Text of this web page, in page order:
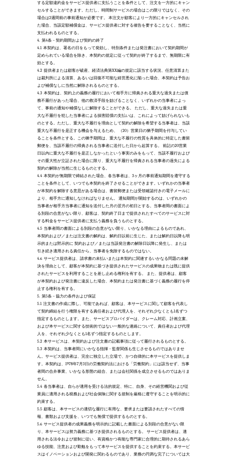
する定額違約金をサービス提供者に支払うことを条件として、注文を一方的にキャン
セルすることができます。ただし、時間制サービスの場合はこの限りではなく、その
場合は2週間前の事前通知が必要です。 本注文が顧客により一方的にキャンセルされ
た場合、当該定額補償金は、サービス提供者に対する催告を要することなく、当然に
支払われるものとする。
4. 第4条 – 契約期間および契約の終了
4.1 本契約は、署名の日をもって発効し、特別条件または発注書において契約期間が
定められている場合を除き、本契約の規定に従って契約が終了するまで、無期限に有
効とする。
4.2 提供者または顧客が破産、経済法典第XX編の規定に該当する状況、任意清算また
は裁判所による清算、あるいは回復不可能な経営悪化に陥った場合、本契約は予告お
よび補償なしに当然に解除されるものとする。
4.3 本契約は、契約上の義務の履行において相手方に帰責される重大な過失または債
務不履行があった場合、他の救済手段を妨げることなく、いずれかの当事者によっ
て、事前の通知や補償なしに解除することができる。 ただし、重大な過失または重
大な不履行を犯した当事者による損害賠償の支払いは、これによって妨げられないも
のとする。ただし、重大な不履行を理由として契約の解除を希望する当事者は、当該
重大な不履行を是正する機会を与えるため、 （20）営業日の猶予期間を付与してい
ることを条件とする。この猶予期間は、重大な不履行の性質を具体的に特定した書留
郵便を、当該不履行の帰責される当事者に送付した日から起算する。 前記の20営業
日以内に重大な不履行を是正しなかったという事実のみをもって、当該不履行および
その重大性が立証された場合に限り、重大な不履行を帰責される当事者の過失による
契約の解除が当然に生じるものとする。
4.4 本契約が無期限で締結された場合、各当事者は、3ヶ月の事前通知期間を遵守する
ことを条件として、いつでも本契約を終了させることができます。いずれかの当事者
が本契約を解除する意思がある場合は、書留郵便または受領確認付きの電子メールに
より、相手方に通知しなければなりません。 通知期間が開始するのは、いずれかの
当事者が相手方当事者に通知を送付した月の翌月の初日とする。当事者間の書面によ
る別段の合意がない限り、顧客は、契約終了日まで提供されたすべてのサービスに対
する料金をサービス提供者に支払う義務を負うものとする。
4.5 当事者間の書面による別段の合意がない限り、いかなる理由によるものであれ、
本契約および／または注文書の解約は、解約日以前に生じた、または解約日以降も明
示的または黙示的に 契約および／または当該発注書の解除日以降に発生し、または
引き続き適用される責任から、当事者を免除するものではない。
4.6 サービス提供者は、請求書の未払いまたは本契約に関連するいかなる問題の未解
決を理由として、顧客が本契約に基づき提供されたサービスの成果物または既に提供
されたサービスを利用することを差し止める権利を有する。 また、提供者は、顧客
が本契約および発注書に違反した場合、本契約または発注書に基づく義務の履行を停
止する権利を有する。
5. 第5条 – 協力の条件および保証
5.1 注文書の作成に際し、可能であれば、顧客は、本サービスに関して顧客を代表し
て契約締結を行う権限を有する責任者および代理人を、それぞれ少なくとも1名ずつ
指定するものとします。また、サービスプロバイダーは、クレーム対応、計画立案、
および本サービスに関する技術的ではない一般的な連絡について、責任者および代理
人を、それぞれ少なくとも1名ずつ指定するものとします。
5.2 本サービスは、本契約および注文書の記載事項に従って履行されるものとする。
5.3 本契約は、当事者間にいかなる指揮・監督関係も生じさせるものではありませ
ん。サービス提供者は、完全に独立した立場で、かつ自律的に本サービスを提供しま
す。本契約は、1978年7月3日の労働契約法における「労働契約」には該当せず、当事
者間の合弁事業、いかなる形態の組合、または会社関係を成立させるものではありま
せん。
5.4 各当事者は、自らが適用を受ける法的規定、特に、自身、その経営機関および従
業員に適用される税務および社会保険に関する規制を厳格に遵守することを明示的に
約束する。
5.5 顧客は、本サービスの適切な履行に有用な、要求または要請されたすべての情
報、書類および支援を、いつでも無償で提供するものとする。
5.6 サービス提供者の成果義務を明示的に記載した書面による別段の合意がない限
り、本サービスは努力義務に基づき提供されるものとする。 サービス提供者は、適
用される法令および規制に従い、有資格かつ有能な専門家に合理的に期待されるあら
ゆる技能、注意および勤勉をもって本サービスを提供することを約束する。本サービ
スはイノベーションおよび開発に関わるものであり、業務の円満な完了については大